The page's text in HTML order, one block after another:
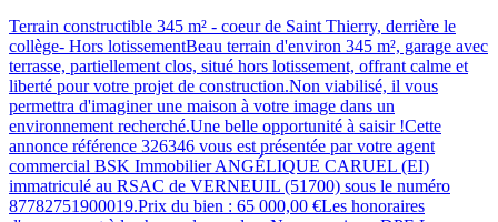
Terrain constructible 345 m² - coeur de Saint Thierry, derrière le
collège- Hors lotissementBeau terrain d'environ 345 m², garage avec
terrasse, partiellement clos, situé hors lotissement, offrant calme et
liberté pour votre projet de construction.Non viabilisé, il vous
permettra d'imaginer une maison à votre image dans un
environnement recherché.Une belle opportunité à saisir !Cette
annonce référence 326346 vous est présentée par votre agent
commercial BSK Immobilier ANGÉLIQUE CARUEL (EI)
immatriculé au RSAC de VERNEUIL (51700) sous le numéro
87782751900019.Prix du bien : 65 000,00 €Les honoraires